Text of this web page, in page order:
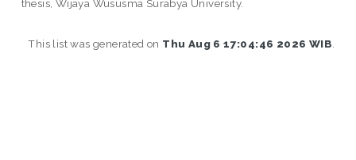
thesis, Wijaya Wususma Surabya University.
This list was generated on Thu Aug 6 17:04:46 2026 WIB